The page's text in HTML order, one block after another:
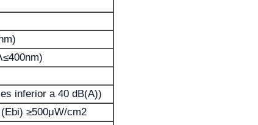
inferior a 40 dB(A))
≥500μW/cm2